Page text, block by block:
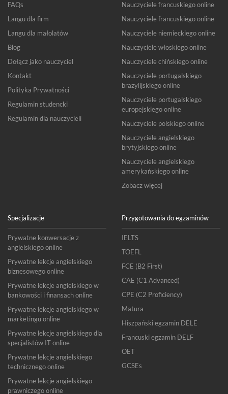
FAQs
Langu dla firm
Langu dla małolatów
Blog
Dołącz jako nauczyciel
Kontakt
Polityka Prywatności
Regulamin studencki
Regulamin dla nauczycieli
Nauczyciele francuskiego online
Nauczyciele francuskiego online
Nauczyciele niemieckiego online
Nauczyciele włoskiego online
Nauczyciele chińskiego online
Nauczyciele portugalskiego
brazylijskiego online
Nauczyciele portugalskiego
europejskiego online
Nauczyciele polskiego online
Nauczyciele angielskiego
brytyjskiego online
Nauczyciele angielskiego
amerykańskiego online
Zobacz więcej
Specjalizacje
Prywatne konwersacje z
angielskiego online
Prywatne lekcje angielskiego
biznesowego online
Prywatne lekcje angielskiego w
bankowości i finansach online
Prywatne lekcje angielskiego w
marketingu online
Prywatne lekcje angielskiego dla
specjalistów IT online
Prywatne lekcje angielskiego
technicznego online
Prywatne lekcje angielskiego
prawniczego online
Przygotowania do egzaminów
IELTS
TOEFL
FCE (B2 First)
CAE (C1 Advanced)
CPE (C2 Proficiency)
Matura
Hiszpański egzamin DELE
Francuski egzamin DELF
OET
GCSEs